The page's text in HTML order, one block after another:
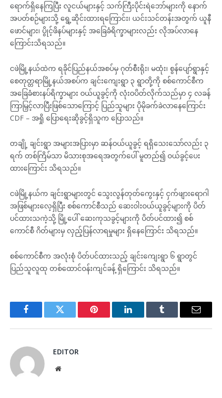
ရောက်ရှိနေကြပြီး လူငယ်များနှင့် သက်ကြီးပိုင်းရဲဘော်များကို နောက်
အပတ်စဉ်များသို့ ရွေ့ဆိုင်းထားရကြောင်း၊ ယင်းသင်တန်းအတွက် ယူနီ
ဖောင်များ၊ ပွိုင့်ဖိနပ်များနှင့် အခြေခံရိက္ခာများလည်း လိုအပ်လာနေ
ကြောင်းသိရသည်။
ငဖဲမြို့နယ်ထဲက ရခိုင်ပြည်နယ်အစပ်မှ ဂုတ်စီးရိုး၊ မထုံး၊ စွန်ပျော်ရွာနှင့်
စေတုတ္တရာမြို့နယ်အစပ်က ချင်းကျေးရွာ ၃ ရွာတို့ကို စစ်ကောင်စီက
အခြေခံစားနပ်ရိက္ခာများ ဝယ်ယူခွင့်ကို လုံးဝပိတ်လိုက်သည်မှာ ၄ လခန်
ကြာမြှင့်လာပြီးဖြစ်သောကြောင့် ပြည်သူများ ပိုမိုခက်ခဲလာနေကြောင်း
CDF – အရှို ပြောရေးဆိုခွင့်ရှိသူက ပြောသည်။
တချို့ ချင်းရွာ အများအပြားမှာ ဆန်ဝယ်ယူခွင့် ရရှိသေးသော်လည်း ၃
ရက် တစ်ကြိမ်သာ မိသားစုအရေအတွက်ပေါ် မူတည်၍ ဝယ်ခွင့်ပေး
ထားကြောင်း သိရသည်။
ငဖဲမြို့နယ်က ချင်းရွာများတွင် သွေးလွန်တုတ်ကွေးနှင့် ငှက်ဖျားရောဂါ
အဖြစ်များလေ့ရှိပြီး စစ်ကောင်စီသည် ဆေးဝါးဝယ်ယူခွင့်များကို ပိတ်
ပင်ထားသကဲ့သို့ မြို့ပေါ် ဆေးကုသခွင့်များကို ပိတ်ပင်ထား၍ စစ်
ကောင်စီ ဂိတ်များမှ လှည့်ပြန်လာရမှုများ ရှိနေကြောင်း သိရသည်။
စစ်ကောင်စီက အလုံးစုံ ပိတ်ပင်ထားသည့် ချင်းကျေးရွာ ၆ ရွာတွင်
ပြည်သူလူထု တစ်ထောင်ဝန်းကျင်ခန့် ရှိကြောင်း သိရသည်။
FacebookTwitter Pinterest LinkedInTumblr Email
EDITOR
Website